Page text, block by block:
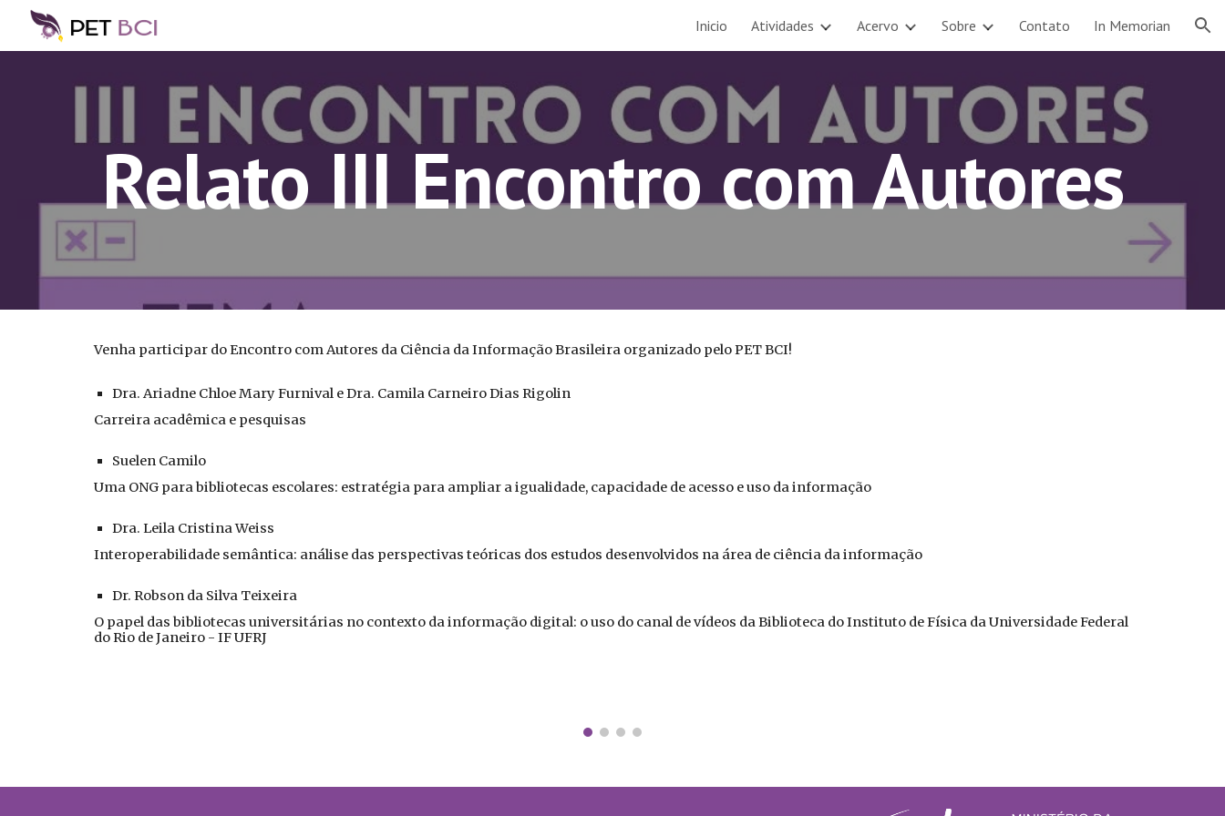
Skip to navigation
Inicio Atividades Acervo Sobre Contato In Memorian
Relato III Encontro com Autores
Venha participar do Encontro com Autores da Ciência da Informação Brasileira organizado pelo PET BCI!
Dra. Ariadne Chloe Mary Furnival e Dra. Camila Carneiro Dias Rigolin
Carreira acadêmica e pesquisas
Suelen Camilo
Uma ONG para bibliotecas escolares: estratégia para ampliar a igualidade, capacidade de acesso e uso da informação
Dra. Leila Cristina Weiss
Interoperabilidade semântica: análise das perspectivas teóricas dos estudos desenvolvidos na área de ciência da informação
Dr. Robson da Silva Teixeira
O papel das bibliotecas universitárias no contexto da informação digital: o uso do canal de vídeos da Biblioteca do Instituto de Física da Universidade Federal
do Rio de Janeiro - IF UFRJ